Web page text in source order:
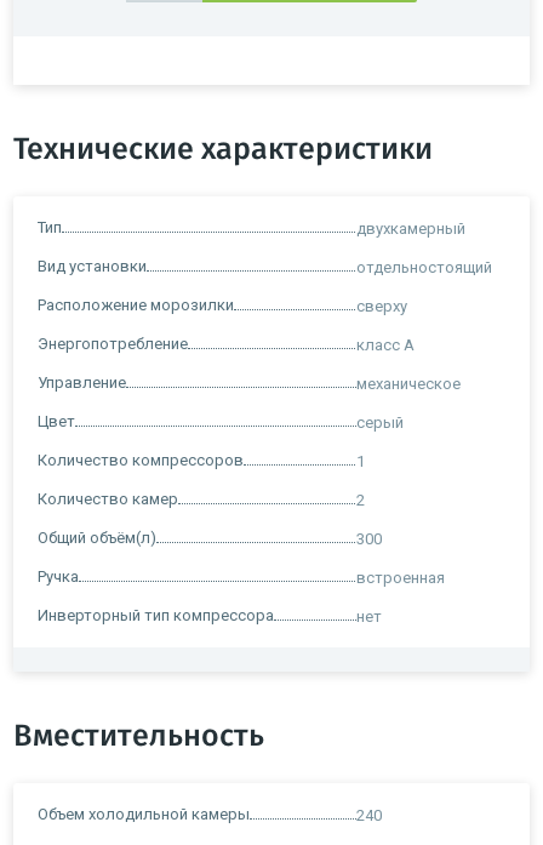
Технические характеристики
Тип двухкамерный
Вид установки отдельностоящий
Расположение морозилки сверху
Энергопотребление класс A
Управление механическое
Цвет серый
Количество компрессоров 1
Количество камер 2
Общий объём(л) 300
Ручка встроенная
Инверторный тип компрессора нет
Вместительность
Объем холодильной камеры 240